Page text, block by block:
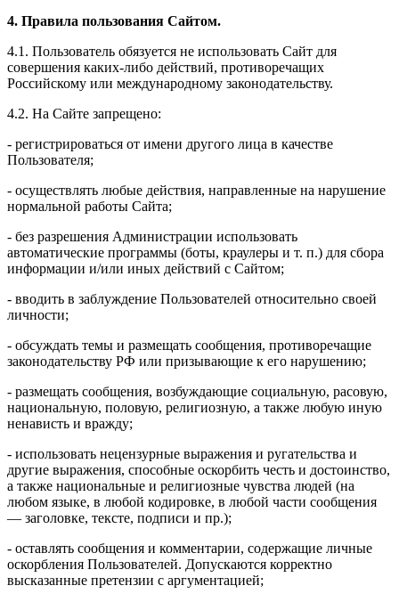
4. Правила пользования Сайтом.
4.1. Пользователь обязуется не использовать Сайт для
совершения каких-либо действий, противоречащих
Российскому или международному законодательству.
4.2. На Сайте запрещено:
- регистрироваться от имени другого лица в качестве
Пользователя;
- осуществлять любые действия, направленные на нарушение
нормальной работы Сайта;
- без разрешения Администрации использовать
автоматические программы (боты, краулеры и т. п.) для сбора
информации и/или иных действий с Сайтом;
- вводить в заблуждение Пользователей относительно своей
личности;
- обсуждать темы и размещать сообщения, противоречащие
законодательству РФ или призывающие к его нарушению;
- размещать сообщения, возбуждающие социальную, расовую,
национальную, половую, религиозную, а также любую иную
ненависть и вражду;
- использовать нецензурные выражения и ругательства и
другие выражения, способные оскорбить честь и достоинство,
а также национальные и религиозные чувства людей (на
любом языке, в любой кодировке, в любой части сообщения
— заголовке, тексте, подписи и пр.);
- оставлять сообщения и комментарии, содержащие личные
оскорбления Пользователей. Допускаются корректно
высказанные претензии с аргументацией;